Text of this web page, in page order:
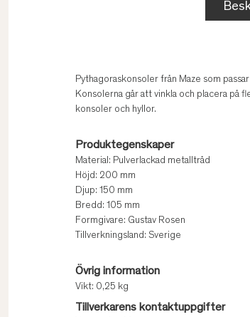
Pythagoraskonsoler från Maze som
Konsolerna går att vinkla och placera på
konsoler och hyllor.
Produktegenskaper
Material: Pulverlackad metalltråd
Höjd: 200 mm
Djup: 150 mm
Bredd: 105 mm
Formgivare: Gustav Rosen
Tillverkningsland: Sverige
Övrig information
Vikt: 0,25 kg
Tillverkarens kontaktuppgifter